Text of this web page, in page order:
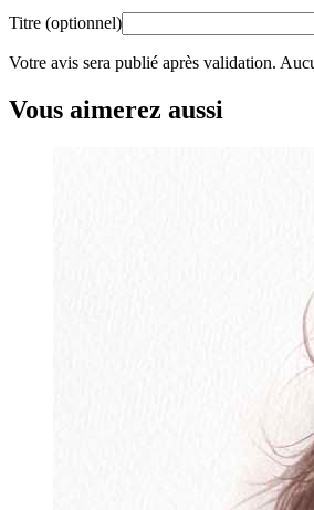
Titre (optionnel)
Votre avis sera publié après validation.
Vous aimerez aussi